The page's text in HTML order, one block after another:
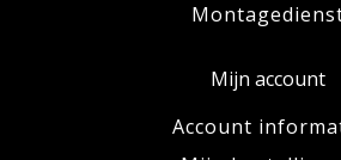
Mijn account
Account